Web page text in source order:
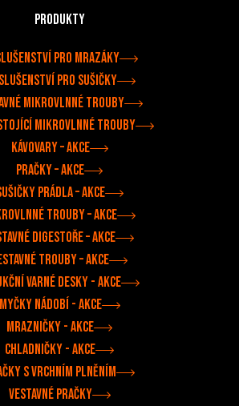
Produkty
pro mrazáky
pro sušičky
mikrovlnné trouby
mikrovlnné trouby
Kávovary –⁠ akce
Pračky –⁠ akce
prádla –⁠ akce
trouby –⁠ akce
digestoře –⁠⁠ akce
trouby –⁠ akce
varné desky - akce
Myčky nádobí - akce
Mrazničky - akce
Chladničky - akce
s vrchním plněním
Vestavné pračky